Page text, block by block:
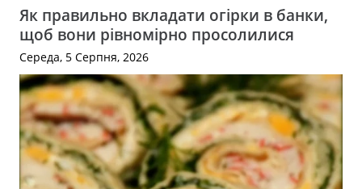
Як правильно вкладати огірки в банки,
щоб вони рівномірно просолилися
Середа, 5 Серпня, 2026